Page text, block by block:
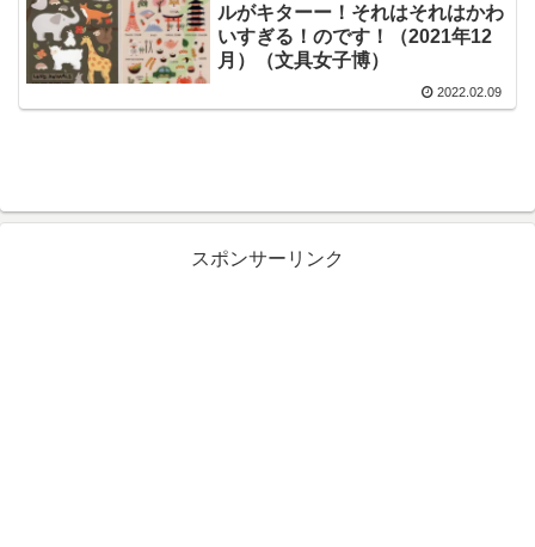
ルがキターー！それはそれはかわ
いすぎる！のです！（2021年12
月）（文具女子博）
2022.02.09
スポンサーリンク